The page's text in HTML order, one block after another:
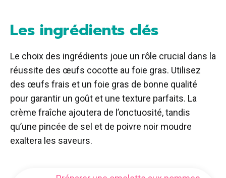
Les ingrédients clés
Le choix des ingrédients joue un rôle crucial dans la
réussite des œufs cocotte au foie gras. Utilisez
des œufs frais et un foie gras de bonne qualité
pour garantir un goût et une texture parfaits. La
crème fraîche ajoutera de l’onctuosité, tandis
qu’une pincée de sel et de poivre noir moudre
exaltera les saveurs.